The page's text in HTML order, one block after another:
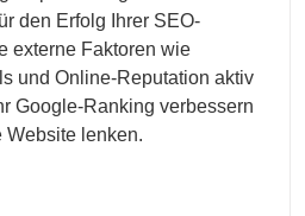
den Erfolg Ihrer SEO-
externe Faktoren wie
und Online-Reputation aktiv
Google-Ranking verbessern
Website lenken.